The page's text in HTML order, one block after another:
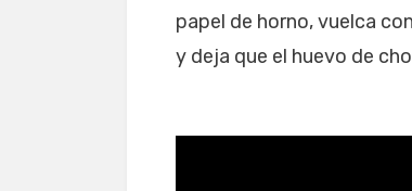
papel de horno, vuelca
y deja que el huevo de